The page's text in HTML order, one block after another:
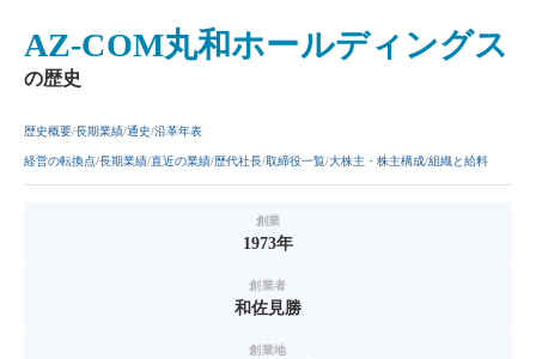
AZ-COM丸和ホールディングス
の歴史
歴史概要 長期業績 通史 沿革年表
経営の転換点 長期業績 直近の業績 歴代社長 取締役一覧 大株主・株主構成 組織と給料
創業
1973年
創業者
和佐見勝
創業地